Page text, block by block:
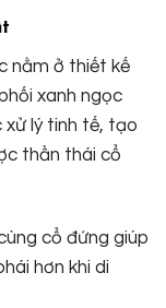
nằm ở thiết kế
xanh ngọc
lý tinh tế, tạo
thần thái cổ
cổ đứng giúp
hơn khi di